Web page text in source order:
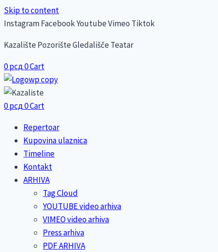
Skip to content
InstagramFacebookYoutubeVimeo Tiktok
Kazalište Pozorište Gledališče Teatar
0рсд0Cart
0рсд0Cart
Repertoar
Kupovina ulaznica
Timeline
Kontakt
ARHIVA
Tag Cloud
YOUTUBE video arhiva
VIMEO video arhiva
Press arhiva
PDF ARHIVA